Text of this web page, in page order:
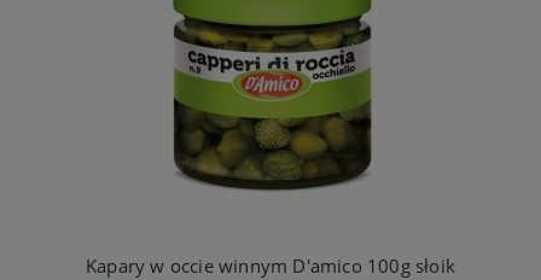
Kapary w occie winnym D'amico 100g słoik